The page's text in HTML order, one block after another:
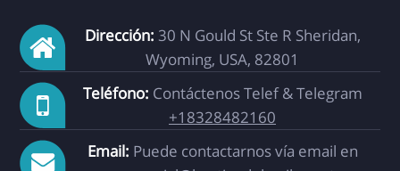
Dirección: 30 N Gould St Ste R Sheridan,
Wyoming, USA, 82801
Teléfono: Contáctenos Telef & Telegram
+18328482160
Email: Puede contactarnos vía email en